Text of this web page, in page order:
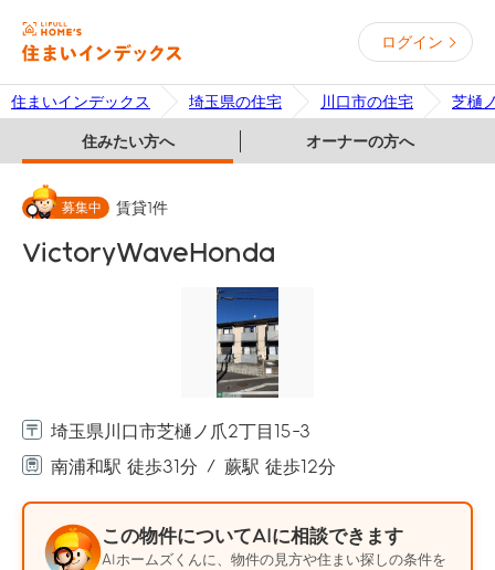
ログイン
住まいインデックス 埼玉県の住宅 川口市の住宅 芝樋
住みたい方へ オーナーの方へ
募集中 賃貸1件
VictoryWaveHonda
埼玉県川口市芝樋ノ爪2丁目15-3
南浦和駅 徒歩31分
蕨駅 徒歩12分
この物件についてAIに相談できます
AIホームズくんに、物件の見方や住まい探しの条件を